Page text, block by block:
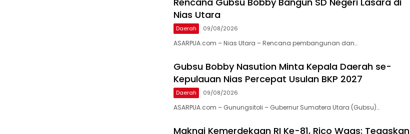
Nias Utara
Daerah 09/08/2026
ASARPUA.com – Nias Utara – Rencana pembangunan dan…
Gubsu Bobby Nasution Minta Kepala Daerah se-
Kepulauan Nias Percepat Usulan BKP 2027
Daerah 09/08/2026
ASARPUA.com – Gunungsitoli – Gubernur Sumatera Utara (Gubsu)…
Maknai Kemerdekaan RI Ke-81, Rico Waas: Tegaskan